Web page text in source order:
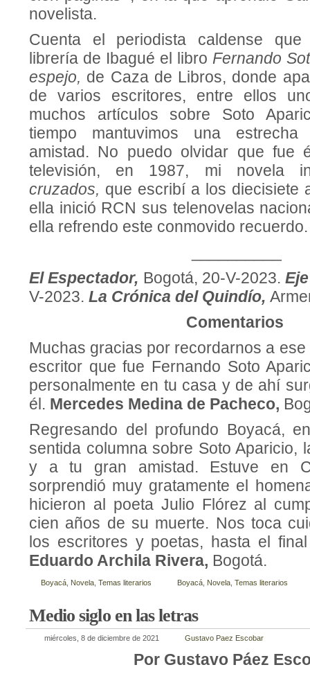
novelista.
Cuenta el periodista caldense
librería de Ibagué el libro Fernando
espejo, de Caza de Libros, donde
de varios escritores, entre ellos
muchos artículos sobre Soto
tiempo mantuvimos una estrecha
amistad. No puedo olvidar que fue
televisión, en 1987, mi novela
cruzados, que escribí a los diecisiete
ella inició RCN sus telenovelas
ella refrendo este conmovido recuerdo.
El Espectador, Bogotá, 20-V-2023.
V-2023. La Crónica del Quindío,
Comentarios
Muchas gracias por recordarnos a
escritor que fue Fernando Soto
personalmente en tu casa y de ahí
él. Mercedes Medina de Pacheco,
Regresando del profundo Boyacá,
sentida columna sobre Soto Aparicio,
y a tu gran amistad. Estuve en
sorprendió muy gratamente el
hicieron al poeta Julio Flórez al
cien años de su muerte. Nos toca
los escritores y poetas, hasta el
Eduardo Archila Rivera, Bogotá.
Boyacá Novela Temas literarios Boyacá Novela Temas literarios
Medio siglo en las letras
miércoles, 8 de diciembre de 2021 Gustavo Paez Escobar
Por Gustavo Páez